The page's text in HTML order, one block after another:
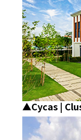
▲Cycas |